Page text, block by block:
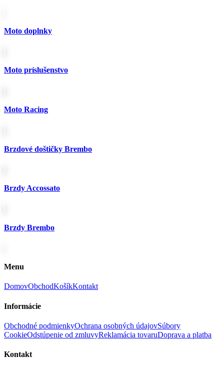
Moto doplnky
Moto príslušenstvo
Moto Racing
Brzdové doštičky Brembo
Brzdy Accossato
Brzdy Brembo
Menu
DomovObchodKošíkKontakt
Informácie
Obchodné podmienkyOchrana osobných údajovSúbory
CookieOdstúpenie od zmluvyReklamácia tovaruDoprava a platba
Kontakt